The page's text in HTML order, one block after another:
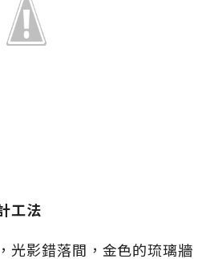
工法
光影錯落間，金色的琉璃牆